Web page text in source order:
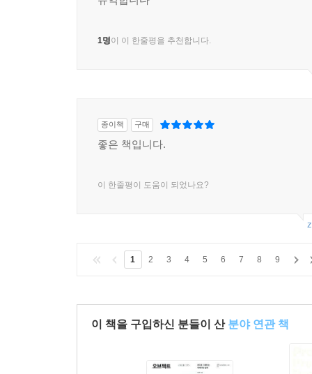
1명이 이 한줄평을 추천합니다.
종이책 구매
좋은 책입니다.
이 한줄평이 도움이 되었나요?
1 2 3 4 5 6 7 8 9
이 책을 구입하신 분들이 산 분야 연관 책